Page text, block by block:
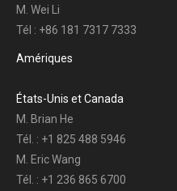
M. Wei Li
Tél : +86 181 7317 7333
Amériques
États-Unis et Canada
M. Brian He
Tél. : +1 825 488 5946
M. Eric Wang
Tél. : +1 236 865 6700